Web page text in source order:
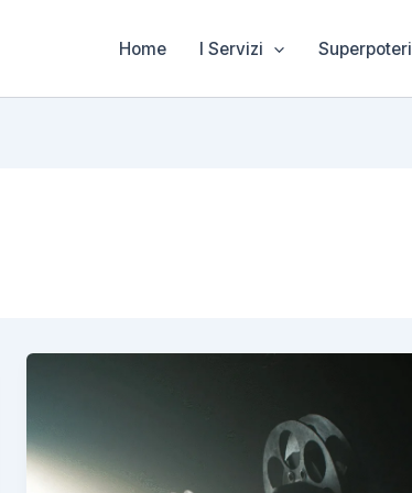
Home I Servizi Superpoteri